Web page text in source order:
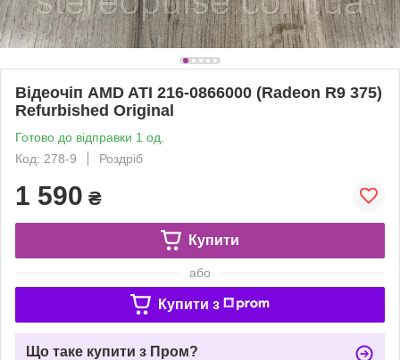
Відеочіп AMD ATI 216-0866000 (Radeon R9 375)
Refurbished Original
Готово до відправки 1 од.
Код: 278-9
Роздріб
1 590 ₴
Купити
або
Купити з
Що таке купити з Пром?